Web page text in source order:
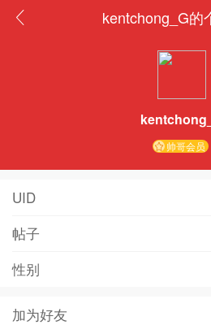
kentchong_G的
帅哥会员
UID
帖子
性别
加为好友